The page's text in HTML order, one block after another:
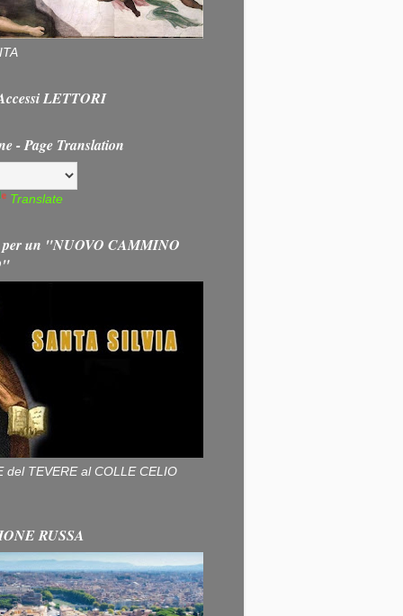
LETTORI
- Page Translation
Translate
per un "NUOVO CAMMINO
del TEVERE al COLLE CELIO
RUSSA